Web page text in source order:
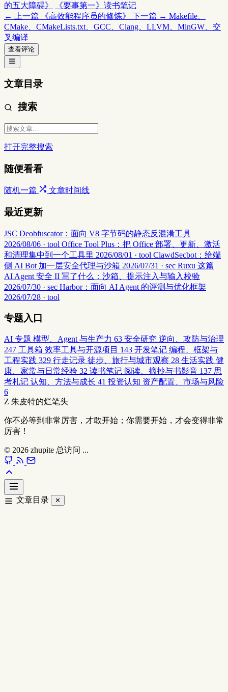
的五大障碍》
《要事第一》读书笔记
← 上一篇
《高效能程序员的修炼》 下一篇 → Makefile、
CMake、CMakeLists.txt、GCC、Clang、LLVM、MinGW、交
叉编译
查看评论
文章目录
搜索
打开完整搜索
随便看看
随机一篇 文章时间线
最近更新
JSC Deobfuscator：面向 V8 字节码的静态反混淆工具
2026/08/06 · tool Office Tool Plus：把 Office 部署、更新、激活
和清理集中到一个工具里 2026/08/01 · tool ClawdSecbot：给端
侧 AI Bot 加一层安全代理与沙箱 2026/07/31 · sec Ruxu 这篇
AI Agent 安全 II 写了什么：沙箱、提示注入与输入校验
2026/07/30 · sec Harbor：面向 AI Agent 的评测与优化框架
2026/07/28 · tool
专题入口
AI 专题 模型、Agent 与生产力 63 安全研究 逆向、攻防与治理
247 工具箱 效率工具与开源项目 143 开发笔记 编程、框架与
工程实践 329 行走记录 徒步、旅行与城市观察 28 生活实践 健
康、家常与日常经验 32 读书笔记 阅读、摘抄与书影音 137 思
考札记 认知、方法与成长 41 投资认知 资产配置、市场与风险
6
Z 朱皮特的烂笔头
你不必等到非常厉害，才敢开始；你需要开始，才会变得非常
厉害！
© 2026 zhupite 总访问 ...
文章目录 ✕